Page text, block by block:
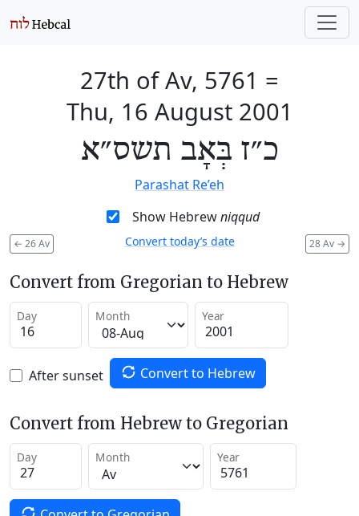
27th of Av, 5761 =
Thu, 16 August 2001
כ״ז בְּאָב תשס״א
Parashat Re’eh
Show Hebrewniqqud
← 26 Av 28 Av →
Convert today’s date
Convert from Gregorian to Hebrew
Day Month Year
After sunset Convert to Hebrew
Convert from Hebrew to Gregorian
Day Month Year